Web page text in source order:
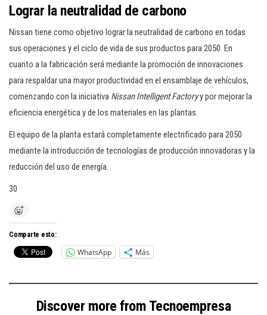
Lograr la neutralidad de carbono
Nissan tiene como objetivo lograr la neutralidad de carbono en todas
sus operaciones y el ciclo de vida de sus productos para 2050. En
cuanto a la fabricación será mediante la promoción de innovaciones
para respaldar una mayor productividad en el ensamblaje de vehículos,
comenzando con la iniciativa Nissan Intelligent Factoryy por mejorar la
eficiencia energética y de los materiales en las plantas.
El equipo de la planta estará completamente electrificado para 2050
mediante la introducción de tecnologías de producción innovadoras y la
reducción del uso de energía.
30
Comparte esto:
WhatsApp Más
Discover more from Tecnoempresa